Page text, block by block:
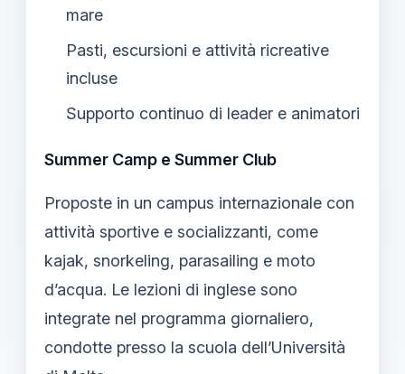
mare
Pasti, escursioni e attività ricreative
incluse
Supporto continuo di leader e animatori
Summer Camp e Summer Club
Proposte in un campus internazionale con
attività sportive e socializzanti, come
kajak, snorkeling, parasailing e moto
d’acqua. Le lezioni di inglese sono
integrate nel programma giornaliero,
condotte presso la scuola dell’Università